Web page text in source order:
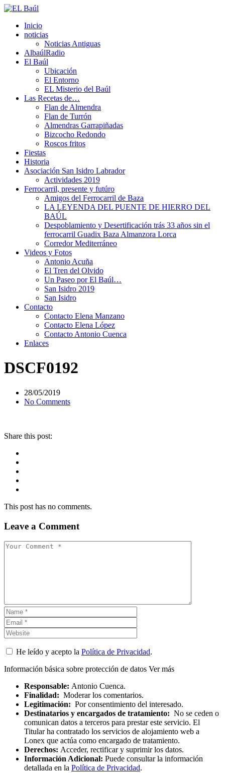
Inicio
noticias
Noticias Antiguas
AlbaúlRadio
El Baúl
Ubicación
El Entorno
EL Misterio del Baúl
Las Recetas de…
Flan de Almendra
Flan de Turrón
Almendras Garrapiñadas
Bizcocho Redondo
Roscos fritos
Fiestas
Historia
Asociación San Isidro Labrador
Actividades 2019
Ferrocarril, presente y futúro
Amigos del Ferrocarril de Baza
LA LEYENDA DEL PUENTE DE HIERRO DEL
BAÚL
Despoblamiento y Desertificación trás 33 años sin el
ferrocarril Guadix Baza Almanzora Lorca
Corredor Mediterráneo
Videos y Fotos
Antonio Acuña
El Tren del Olvido
Un Paseo por El Baúl…
San Isidro 2019
San Isidro
Contacto
Contacto Elena Manzano
Contacto Elena López
Contacto Antonio Cuenca
Enlaces
DSCF0192
28/05/2019
No Comments
Share this post:
This post has no comments.
Leave a Comment
He leído y acepto la Política de Privacidad.
Información básica sobre protección de datos Ver más
Responsable: Antonio Cuenca.
Finalidad: Moderar los comentarios.
Legitimación: Por consentimiento del interesado.
Destinatarios y encargados de tratamiento: No se ceden o
comunican datos a terceros para prestar este servicio. El
Titular ha contratado los servicios de alojamiento web a
Lonex que actúa como encargado de tratamiento.
Derechos: Acceder, rectificar y suprimir los datos.
Información Adicional: Puede consultar la información
detallada en la Política de Privacidad.